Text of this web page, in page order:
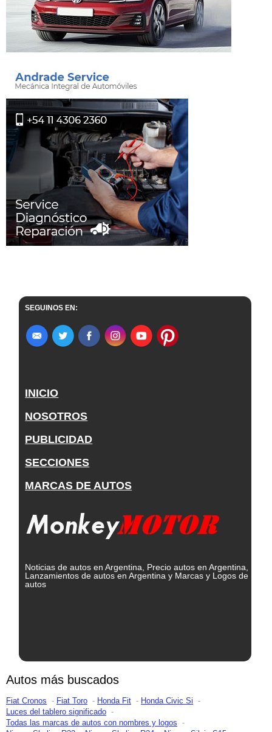
SEGUINOS EN:
INICIO
NOSOTROS
PUBLICIDAD
SECCIONES
MARCAS DE AUTOS
Noticias de autos en Argentina, Precio autos en Argentina,
Lanzamientos de autos en Argentina y Marcas y Logos de
autos
Autos más buscados
Fiat Cronos Fiat Toro Honda Fit
Honda Civic Si
Luces del tablero significado
Todas las marcas de autos con nombres y logos